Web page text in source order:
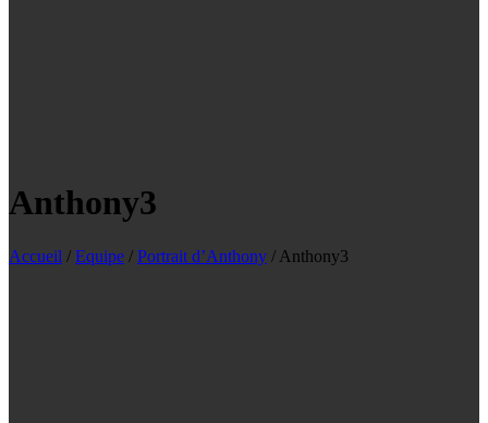
Anthony3
Accueil / Equipe / Portrait d’Anthony / Anthony3